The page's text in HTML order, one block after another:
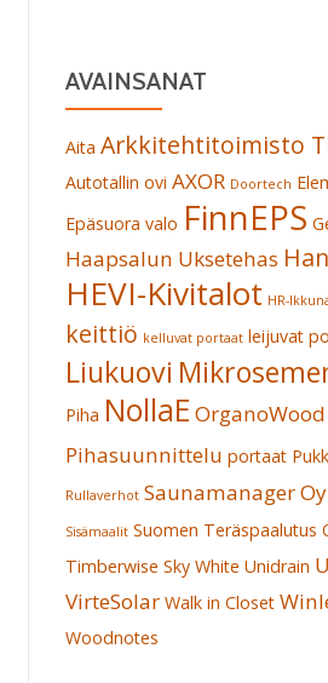
AVAINSANAT
Aita Arkkitehtitoimisto
Autotallin ovi AXOR Doortech
Epäsuora valo FinnEPS
Haapsalun Uksetehas
HEVI-Kivitalot HR-
keittiö kelluvat portaat leijuvat
Liukuovi
Piha NollaE OrganoWood
Pihasuunnittelu portaat
Rullaverhot Saunamanager Oy
Sisämaalit Suomen Teräspaalutus
Timberwise Sky White Unidrain
VirteSolar Walk in Closet
Woodnotes